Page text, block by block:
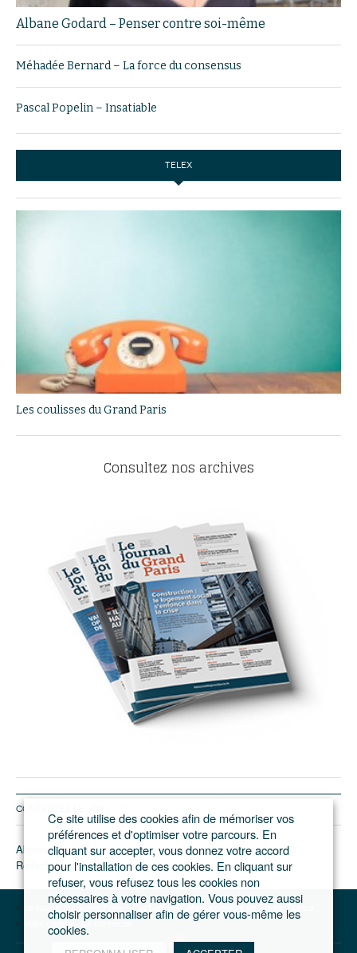
Albane Godard – Penser contre soi-même
Méhadée Bernard – La force du consensus
Pascal Popelin – Insatiable
TELEX
Les coulisses du Grand Paris
Consultez nos archives
CONTACTEZ LE JGP
Abonnement/pub
Rédaction
Le journal du Grand Paris – L'actualité du développement de l'Ile-de-France
Votre compte
Se connecter
Ce site utilise des cookies afin de mémoriser vos
préférences et d'optimiser votre parcours. En
cliquant sur accepter, vous donnez votre accord
pour l'installation de ces cookies. En cliquant sur
refuser, vous refusez tous les cookies non
nécessaires à votre navigation. Vous pouvez aussi
choisir personnaliser afin de gérer vous-même les
cookies.